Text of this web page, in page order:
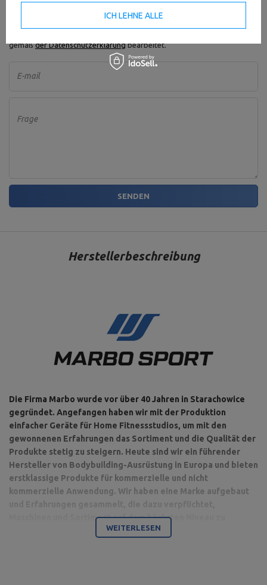
Wenn die obige Produktbeschreibung unzureichend ist, können Sie uns
gemäßder Datenschutzerklärungbearbeitet.
E-mail
Frage
SENDEN
Herstellerbeschreibung
Die Firma Marbo wurde vor über 40 Jahren in Starachowice
gegründet. Angefangen haben wir mit der Produktion
einfacher Geräte für Home Fitnessstudios, um mit den
gewonnenen Erfahrungen das Sortiment und die Qualität der
Produkte stetig zu steigern. Heute sind wir ein führender
Hersteller von Bodybuilding-Ausrüstung in Europa und bieten
erstklassige Produkte für kommerzielle und nicht
kommerzielle Anwendung. Wir haben eine Marke aufgebaut
Maschinen und Sortiment auf dem höchsten Niveau zu
WEITERLESEN
ICH LEHNE ALLE